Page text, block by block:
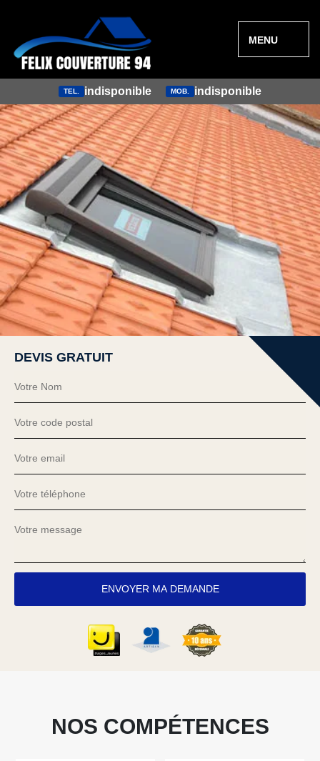
MENU
TEL. indisponible MOB. indisponible
DEVIS GRATUIT
NOS COMPÉTENCES